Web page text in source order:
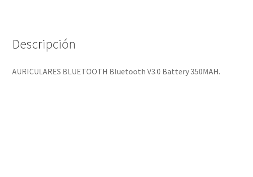
Descripción
AURICULARES BLUETOOTH Bluetooth V3.0 Battery 350MAH.